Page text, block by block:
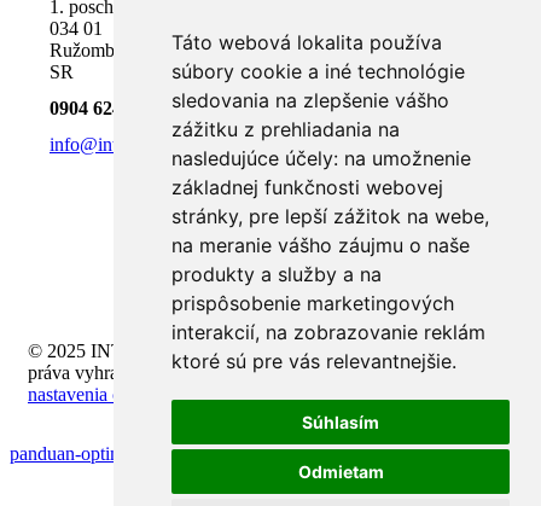
Táto webová lokalita používa
súbory cookie a iné technológie
sledovania na zlepšenie vášho
zážitku z prehliadania na
nasledujúce účely: na umožnenie
základnej funkčnosti webovej
stránky, pre lepší zážitok na webe,
na meranie vášho záujmu o naše
produkty a služby a na
prispôsobenie marketingových
interakcií, na zobrazovanie reklám
ktoré sú pre vás relevantnejšie.
Súhlasím
Odmietam
1. poschodie
034 01
Ružomberok,
SR
0904 624 918
info@inteli.sk
© 2025 INTELI.SK, s.r.o., všetky
práva vyhradené -
upraviť
nastavenia cookies
panduan-optimasi-windows-untuk-gaming